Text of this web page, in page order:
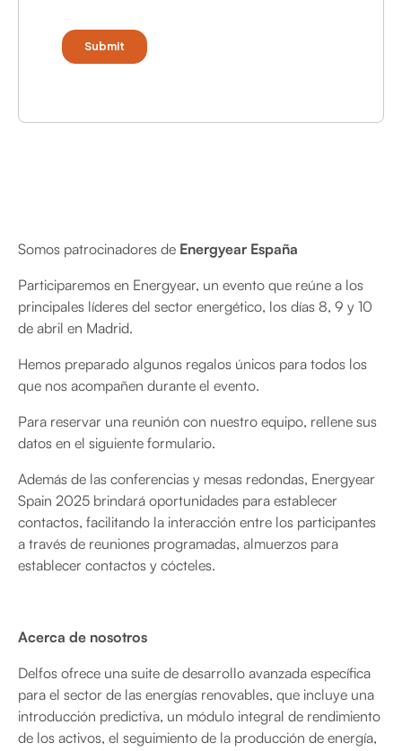
Somos patrocinadores de Energyear España
Participaremos en Energyear, un evento que reúne a los
principales líderes del sector energético, los días 8, 9 y 10
de abril en Madrid.
Hemos preparado algunos regalos únicos para todos los
que nos acompañen durante el evento.
Para reservar una reunión con nuestro equipo, rellene sus
datos en el siguiente formulario.
Además de las conferencias y mesas redondas, Energyear
Spain 2025 brindará oportunidades para establecer
contactos, facilitando la interacción entre los participantes
a través de reuniones programadas, almuerzos para
establecer contactos y cócteles.
Acerca de nosotros
Delfos ofrece una suite de desarrollo avanzada específica
para el sector de las energías renovables, que incluye una
introducción predictiva, un módulo integral de rendimiento
de los activos, el seguimiento de la producción de energía,